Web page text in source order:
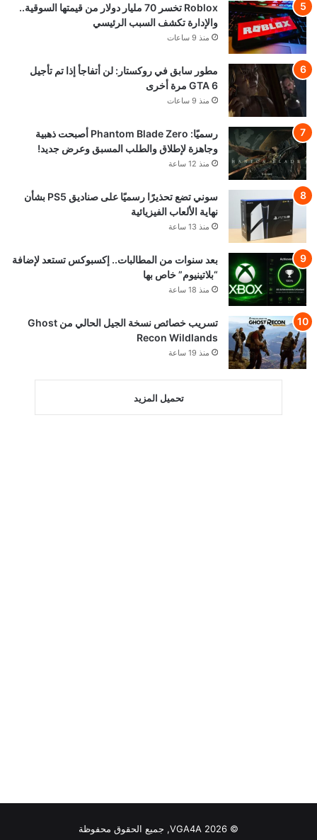
Roblox تخسر 70 مليار دولار من قيمتها السوقية..
والإدارة تكشف السبب الرئيسي
منذ 9 ساعات
مطور سابق في روكستار: لن أتفاجأ إذا تم تأجيل
GTA 6 مرة أخرى
منذ 9 ساعات
رسميًا: Phantom Blade Zero أصبحت ذهبية
وجاهزة لإطلاق والطلب المسبق وعرض جديد!
منذ 12 ساعة
سوني تضع تحذيرًا رسميًا على صناديق PS5 بشأن
نهاية الألعاب الفيزيائية
منذ 13 ساعة
بعد سنوات من المطالبات.. إكسبوكس تستعد لإضافة
“بلاتينيوم” خاص بها
منذ 18 ساعة
تسريب خصائص نسخة الجيل الحالي من Ghost
Recon Wildlands
منذ 19 ساعة
تحميل المزيد
© VGA4A 2026, جميع الحقوق محفوظة